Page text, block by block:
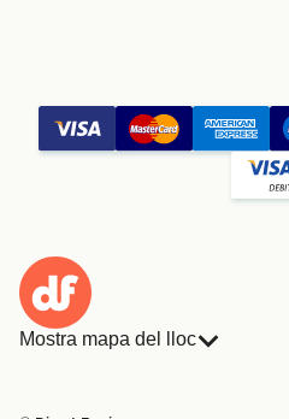
Mostra mapa del lloc